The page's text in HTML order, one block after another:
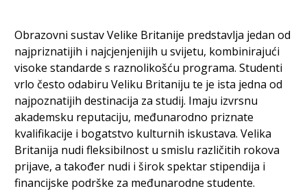
Obrazovni sustav Velike Britanije predstavlja jedan od
najpriznatijih i najcjenjenijih u svijetu, kombinirajući
visoke standarde s raznolikošću programa. Studenti
vrlo često odabiru Veliku Britaniju te je ista jedna od
najpoznatijih destinacija za studij. Imaju izvrsnu
akademsku reputaciju, međunarodno priznate
kvalifikacije i bogatstvo kulturnih iskustava. Velika
Britanija nudi fleksibilnost u smislu različitih rokova
prijave, a također nudi i širok spektar stipendija i
financijske podrške za međunarodne studente.